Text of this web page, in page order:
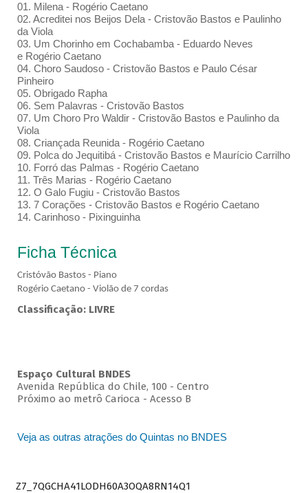
01. Milena - Rogério Caetano
02. Acreditei nos Beijos Dela - Cristovão Bastos e Paulinho
da Viola
03. Um Chorinho em Cochabamba - Eduardo Neves
e Rogério Caetano
04. Choro Saudoso - Cristovão Bastos e Paulo César
Pinheiro
05. Obrigado Rapha
06. Sem Palavras - Cristovão Bastos
07. Um Choro Pro Waldir - Cristovão Bastos e Paulinho da
Viola
08. Criançada Reunida - Rogério Caetano
09. Polca do Jequitibá - Cristovão Bastos e Maurício Carrilho
10. Forró das Palmas - Rogério Caetano
11. Três Marias - Rogério Caetano
12. O Galo Fugiu - Cristovão Bastos
13. 7 Corações - Cristovão Bastos e Rogério Caetano
14. Carinhoso - Pixinguinha
Ficha Técnica
Cristóvão Bastos - Piano
Rogério Caetano - Violão de 7 cordas
Classificação: LIVRE
Espaço Cultural BNDES
Avenida República do Chile, 100 - Centro
Próximo ao metrô Carioca - Acesso B
Veja as outras atrações do Quintas no BNDES
Z7_7QGCHA41LODH60A3OQA8RN14Q1